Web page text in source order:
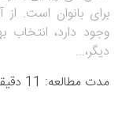
برای بانوان است.
وجود دارد،
دیگر،...
مدت مطالعه: 11 دقیقه